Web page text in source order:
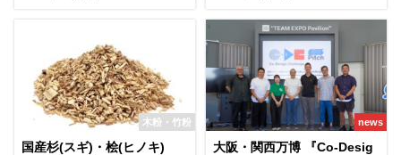
木粉・竹粉
国産杉(スギ)・桧(ヒノキ)
news
大阪・関西万博 『Co-Desig